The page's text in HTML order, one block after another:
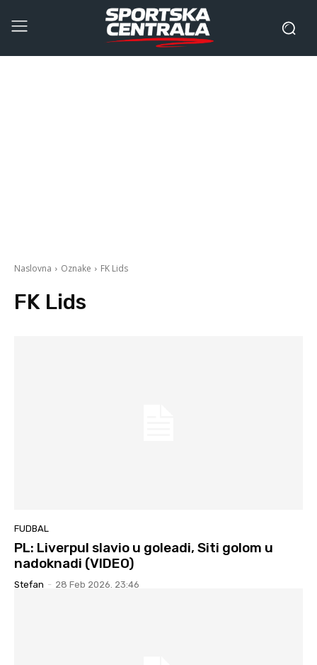
Naslovna Oznake FK Lids
FK Lids
FUDBAL
PL: Liverpul slavio u goleadi, Siti golom u
nadoknadi (VIDEO)
Stefan - 28 Feb 2026. 23:46